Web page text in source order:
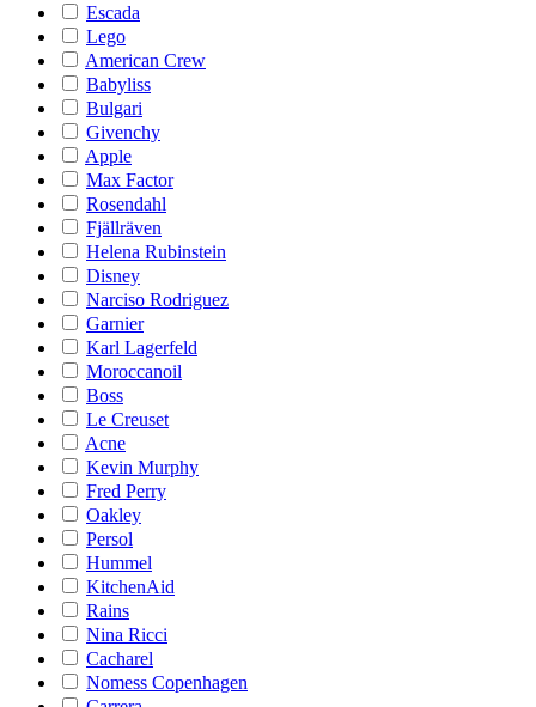
Escada
Lego
American Crew
Babyliss
Bulgari
Givenchy
Apple
Max Factor
Rosendahl
Fjällräven
Helena Rubinstein
Disney
Narciso Rodriguez
Garnier
Karl Lagerfeld
Moroccanoil
Boss
Le Creuset
Acne
Kevin Murphy
Fred Perry
Oakley
Persol
Hummel
KitchenAid
Rains
Nina Ricci
Cacharel
Nomess Copenhagen